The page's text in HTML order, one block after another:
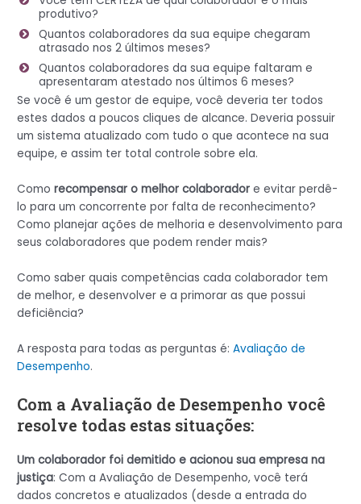
produtivo?
Quantos colaboradores da sua equipe chegaram
atrasado nos 2 últimos meses?
Quantos colaboradores da sua equipe faltaram e
apresentaram atestado nos últimos 6 meses?
Se você é um gestor de equipe, você deveria ter todos
estes dados a poucos cliques de alcance. Deveria possuir
um sistema atualizado com tudo o que acontece na sua
equipe, e assim ter total controle sobre ela.
Comorecompensar o melhor colaborador e evitar perdê-
lo para um concorrente por falta de reconhecimento?
Como planejar ações de melhoria e desenvolvimento para
seus colaboradores que podem render mais?
Como saber quais competências cada colaborador tem
de melhor, e desenvolver e a primorar as que possui
deficiência?
A resposta para todas as perguntas é:Avaliação de
Desempenho.
Com a Avaliação de Desempenho você
resolve todas estas situações:
Um colaborador foi demitido e acionou sua empresa na
justiça: Com a Avaliação de Desempenho, você terá
dados concretos e atualizados (desde a entrada do